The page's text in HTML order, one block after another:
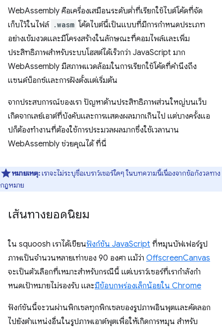
WebAssembly คือเครื่องเสมือนระดับต่ำที่เรียกใช้ไบต์โค้ดที่จัด
เก็บไว้ในไฟล์ .wasm โค้ดไบต์นี้เป็นแบบที่มีการกำหนดประเภท
อย่างเข้มงวดและมีโครงสร้างในลักษณะที่คอมไพล์และเพิ่ม
ประสิทธิภาพสำหรับระบบโฮสต์ได้เร็วกว่า JavaScript มาก
WebAssembly มีสภาพแวดล้อมในการเรียกใช้โค้ดที่คำนึงถึง
แซนด์บ็อกซ์และการฝังตั้งแต่เริ่มต้น
จากประสบการณ์ของเรา ปัญหาด้านประสิทธิภาพส่วนใหญ่บนเว็บ
เกิดจากเลย์เอาต์ที่บังคับและการแสดงผลมากเกินไป แต่บางครั้งแอ
ปก็ต้องทำงานที่ต้องใช้การประมวลผลมากซึ่งใช้เวลานาน
WebAssembly ช่วยคุณได้ ที่นี่
หมายเหตุ:เราจะไม่ระบุชื่อเบราว์เซอร์ใดๆ ในบทความนี้เนื่องจากข้อกังวลทาง
กฎหมาย
เส้นทางยอดนิยม
ใน squoosh เราได้เขียนฟังก์ชัน JavaScript ที่หมุนบัฟเฟอร์รูป
ภาพเป็นจํานวนหลายเท่าของ 90 องศา แม้ว่า OffscreenCanvas
จะเป็นตัวเลือกที่เหมาะสําหรับกรณีนี้ แต่เบราว์เซอร์ที่เรากําลังกํา
หนดเป้าหมายไม่รองรับ และมีข้อบกพร่องเล็กน้อยใน Chrome
ฟังก์ชันนี้จะวนผ่านพิกเซลทุกพิกเซลของรูปภาพอินพุตและคัดลอก
ไปยังตําแหน่งอื่นในรูปภาพเอาต์พุตเพื่อให้เกิดการหมุน สำหรับ